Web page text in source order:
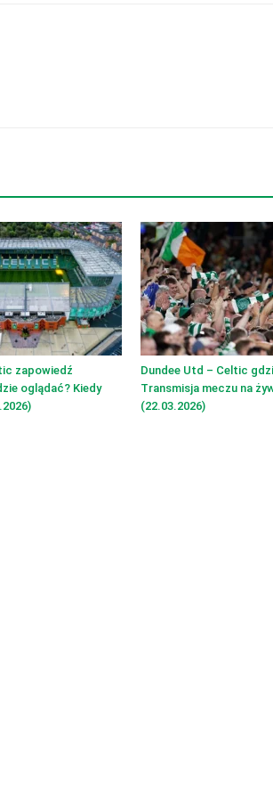
zapowiedź
oglądać? Kiedy
Dundee Utd – Celtic
Transmisja meczu na
(22.03.2026)